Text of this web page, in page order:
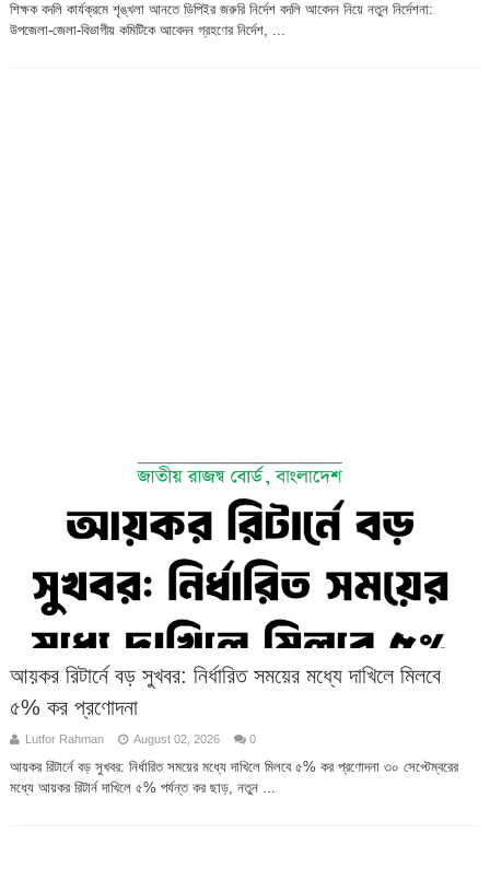
শিক্ষক বদলি কার্যক্রমে শৃঙ্খলা আনতে ডিপিইর জরুরি নির্দেশ বদলি আবেদন নিয়ে নতুন নির্দেশনা:
উপজেলা-জেলা-বিভাগীয় কমিটিকে আবেদন গ্রহণের নির্দেশ, ...
আয়কর রিটার্নে বড় সুখবর: নির্ধারিত সময়ের মধ্যে দাখিলে মিলবে
৫% কর প্রণোদনা
Lutfor Rahman August 02, 2026 0
আয়কর রিটার্নে বড় সুখবর: নির্ধারিত সময়ের মধ্যে দাখিলে মিলবে ৫% কর প্রণোদনা ৩০ সেপ্টেম্বরের
মধ্যে আয়কর রিটার্ন দাখিলে ৫% পর্যন্ত কর ছাড়, নতুন ...